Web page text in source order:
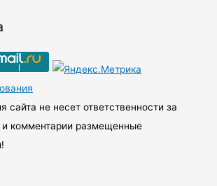
сайта не несет ответственности за
и комментарии размещенные